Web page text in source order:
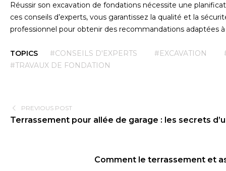
Réussir son excavation de fondations nécessite une
ces conseils d’experts, vous garantissez la qualité et la
professionnel pour obtenir des recommandations adaptées
TOPICS #CONSEILS D'EXPERTS #EXCAVATION
#TRAVAUX DE FONDATION
PREVIOUS POST
Terrassement pour allée de garage : les secrets
Comment le terrassement et